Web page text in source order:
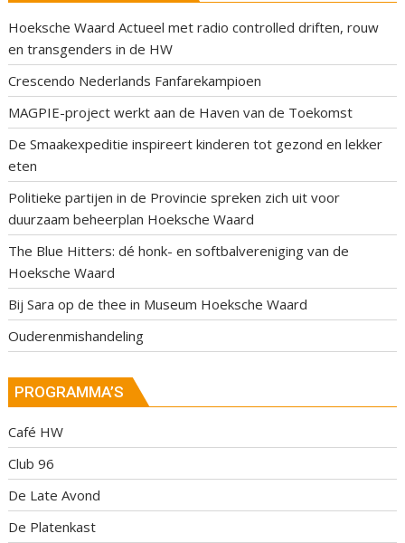
Hoeksche Waard Actueel met radio controlled driften, rouw
en transgenders in de HW
Crescendo Nederlands Fanfarekampioen
MAGPIE-project werkt aan de Haven van de Toekomst
De Smaakexpeditie inspireert kinderen tot gezond en lekker
eten
Politieke partijen in de Provincie spreken zich uit voor
duurzaam beheerplan Hoeksche Waard
The Blue Hitters: dé honk- en softbalvereniging van de
Hoeksche Waard
Bij Sara op de thee in Museum Hoeksche Waard
Ouderenmishandeling
PROGRAMMA’S
Café HW
Club 96
De Late Avond
De Platenkast